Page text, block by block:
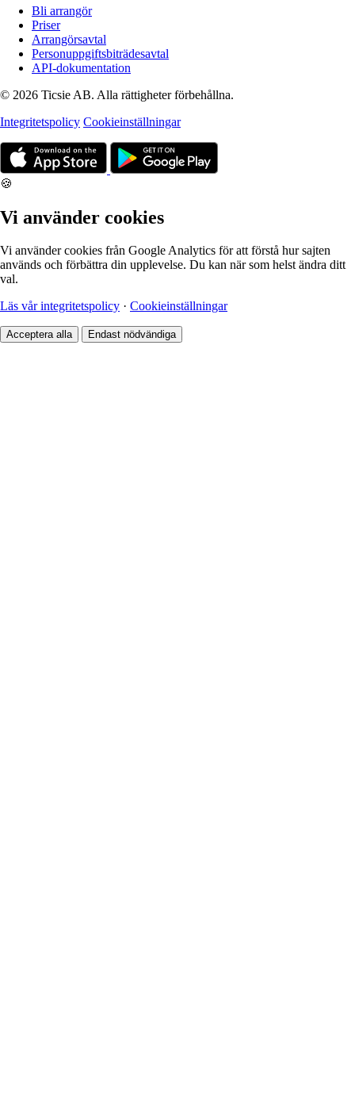
Bli arrangör
Priser
Arrangörsavtal
Personuppgiftsbiträdesavtal
API-dokumentation
© 2026 Ticsie AB. Alla rättigheter förbehållna.
Integritetspolicy Cookieinställningar
🍪
Vi använder cookies
Vi använder cookies från Google Analytics för att förstå hur sajten
används och förbättra din upplevelse. Du kan när som helst ändra ditt
val.
Läs vår integritetspolicy · Cookieinställningar
Acceptera alla Endast nödvändiga